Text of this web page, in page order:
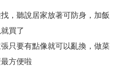
，聽說居家放著可防身，加飯
買了
只要有點像就可以亂換，做菜
方便啦